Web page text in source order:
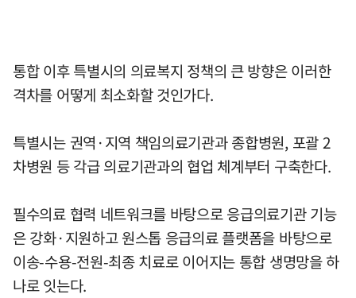
통합 이후 특별시의 의료복지 정책의 큰 방향은 이러한
격차를 어떻게 최소화할 것인가다.
특별시는 권역·지역 책임의료기관과 종합병원, 포괄 2
차병원 등 각급 의료기관과의 협업 체계부터 구축한다.
필수의료 협력 네트워크를 바탕으로 응급의료기관 기능
은 강화·지원하고 원스톱 응급의료 플랫폼을 바탕으로
이송-수용-전원-최종 치료로 이어지는 통합 생명망을 하
나로 잇는다.